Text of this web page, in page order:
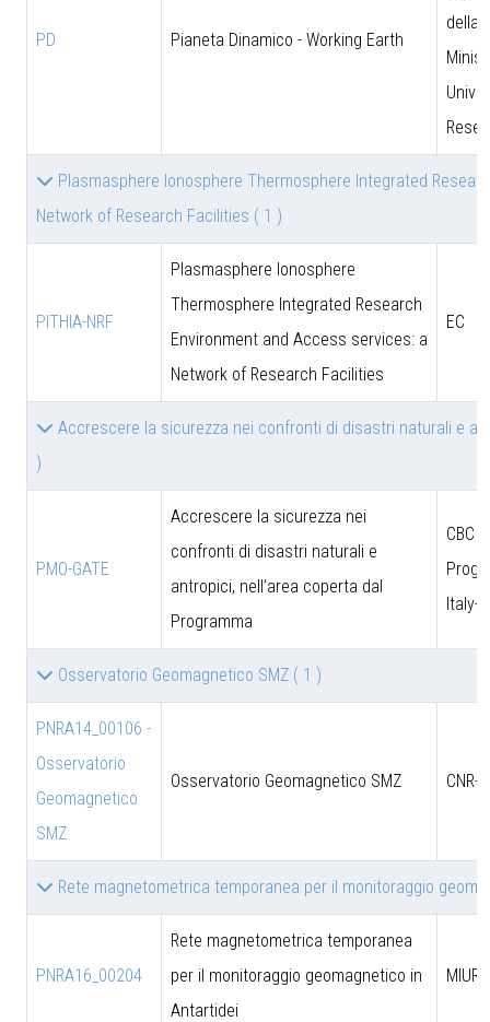
PD Pianeta Dinamico - Working Earth
della
Plasmasphere Ionosphere Thermosphere Integrated
Network of Research Facilities ( 1 )
PITHIA-NRF
Plasmasphere Ionosphere
Thermosphere Integrated Research
Environment and Access services: a
Network of Research Facilities
EC
Accrescere la sicurezza nei confronti di disastri naturali e
)
PMO-GATE
Accrescere la sicurezza nei
confronti di disastri naturali e
antropici, nell’area coperta dal
Programma
CBC
Italy-
Osservatorio Geomagnetico SMZ ( 1 )
PNRA14_00106 -
Osservatorio
Geomagnetico
SMZ
Osservatorio Geomagnetico SMZ CNR-
Rete magnetometrica temporanea per il monitoraggio
PNRA16_00204
Rete magnetometrica temporanea
per il monitoraggio geomagnetico in
Antartidei
MIUR